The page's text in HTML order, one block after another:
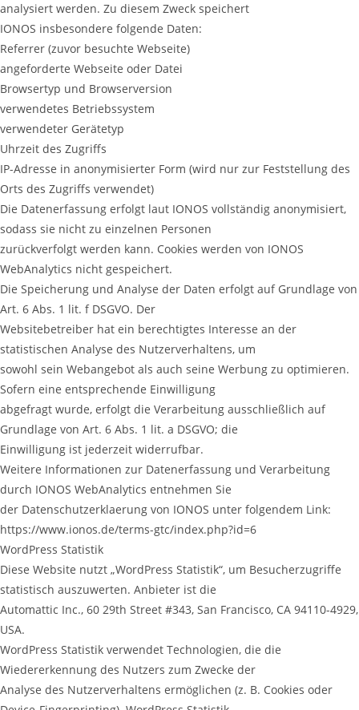
analysiert werden. Zu diesem Zweck speichert
IONOS insbesondere folgende Daten:
Referrer (zuvor besuchte Webseite)
angeforderte Webseite oder Datei
Browsertyp und Browserversion
verwendetes Betriebssystem
verwendeter Gerätetyp
Uhrzeit des Zugriffs
IP-Adresse in anonymisierter Form (wird nur zur Feststellung des
Orts des Zugriffs verwendet)
Die Datenerfassung erfolgt laut IONOS vollständig anonymisiert,
sodass sie nicht zu einzelnen Personen
zurückverfolgt werden kann. Cookies werden von IONOS
WebAnalytics nicht gespeichert.
Die Speicherung und Analyse der Daten erfolgt auf Grundlage von
Art. 6 Abs. 1 lit. f DSGVO. Der
Websitebetreiber hat ein berechtigtes Interesse an der
statistischen Analyse des Nutzerverhaltens, um
sowohl sein Webangebot als auch seine Werbung zu optimieren.
Sofern eine entsprechende Einwilligung
abgefragt wurde, erfolgt die Verarbeitung ausschließlich auf
Grundlage von Art. 6 Abs. 1 lit. a DSGVO; die
Einwilligung ist jederzeit widerrufbar.
Weitere Informationen zur Datenerfassung und Verarbeitung
durch IONOS WebAnalytics entnehmen Sie
der Datenschutzerklaerung von IONOS unter folgendem Link:
https://www.ionos.de/terms-gtc/index.php?id=6
WordPress Statistik
Diese Website nutzt „WordPress Statistik“, um Besucherzugriffe
statistisch auszuwerten. Anbieter ist die
Automattic Inc., 60 29th Street #343, San Francisco, CA 94110-4929,
USA.
WordPress Statistik verwendet Technologien, die die
Wiedererkennung des Nutzers zum Zwecke der
Analyse des Nutzerverhaltens ermöglichen (z. B. Cookies oder